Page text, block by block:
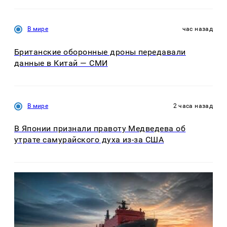
В мире час назад
Британские оборонные дроны передавали
данные в Китай — СМИ
В мире 2 часа назад
В Японии признали правоту Медведева об
утрате самурайского духа из-за США